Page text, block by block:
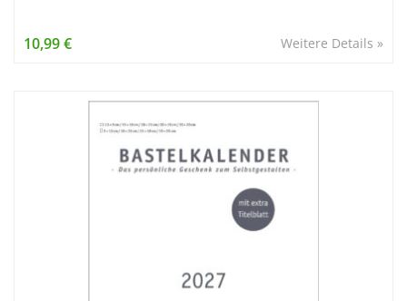
Weitere Details »
10,99 €